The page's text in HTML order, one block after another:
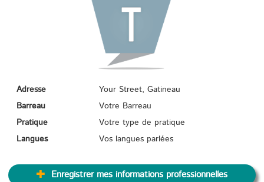
Adresse
Your Street, Gatineau
Barreau
Votre Barreau
Pratique
Votre type de pratique
Langues
Vos langues parlées
Enregistrer mes informations professionnelles